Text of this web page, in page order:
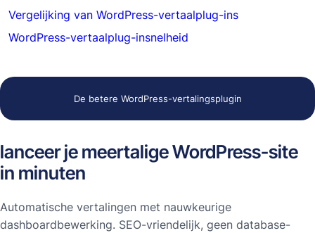
Vergelijking van WordPress-vertaalplug-ins
WordPress-vertaalplug-insnelheid
De betere WordPress-vertalingsplugin
lanceer je meertalige WordPress-site
in minuten
Automatische vertalingen met nauwkeurige
dashboardbewerking. SEO-vriendelijk, geen database-